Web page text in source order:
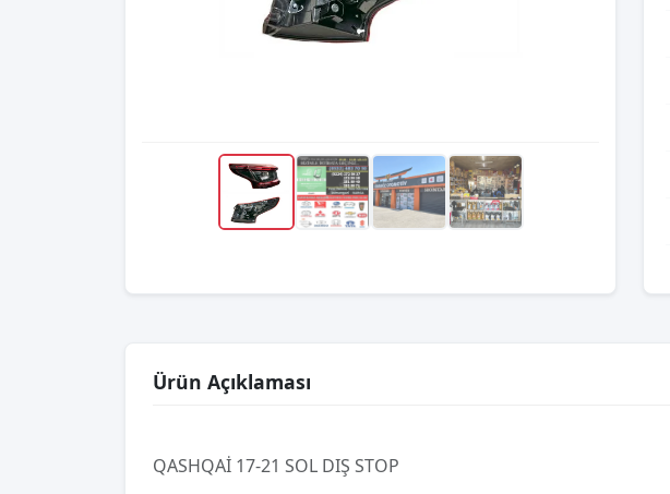
Ürün Açıklaması
QASHQAİ 17-21 SOL DIŞ STOP